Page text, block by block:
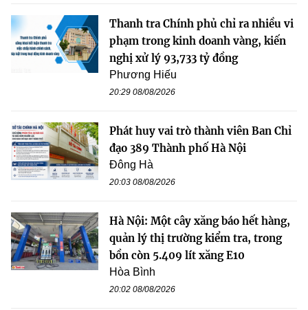
Thanh tra Chính phủ chỉ ra nhiều vi
phạm trong kinh doanh vàng, kiến
nghị xử lý 93,733 tỷ đồng
Phương Hiếu
20:29 08/08/2026
Phát huy vai trò thành viên Ban Chỉ
đạo 389 Thành phố Hà Nội
Đông Hà
20:03 08/08/2026
Hà Nội: Một cây xăng báo hết hàng,
quản lý thị trường kiểm tra, trong
bồn còn 5.409 lít xăng E10
Hòa Bình
20:02 08/08/2026